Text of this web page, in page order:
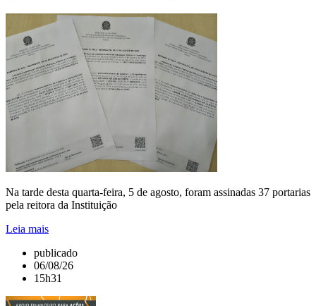
Na tarde desta quarta-feira, 5 de agosto, foram assinadas 37 portarias
pela reitora da Instituição
Leia mais
publicado
06/08/26
15h31